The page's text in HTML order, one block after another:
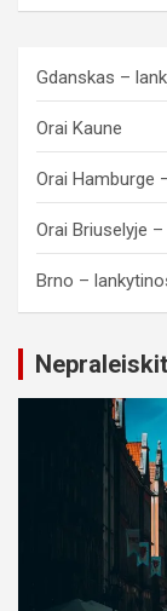
Gdanskas –
Orai Kaune
Orai Hamburge
Orai Briuselyje
Brno –